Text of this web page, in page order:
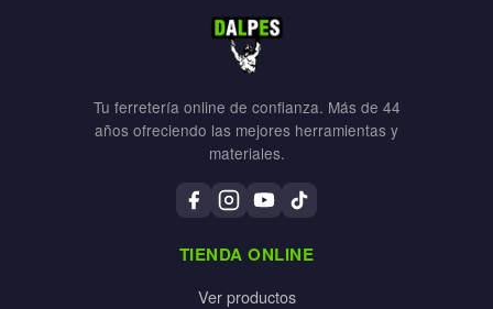
Tu ferretería online de confianza. Más de 44
años ofreciendo las mejores herramientas y
materiales.
TIENDA ONLINE
Ver productos